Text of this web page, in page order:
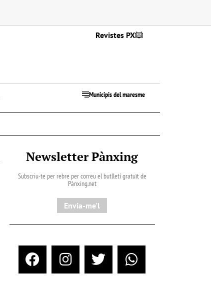
Revistes PX
Municipis del maresme
Newsletter Pànxing
Subscriu-te per rebre per correu el butlletí gratuït de
Pànxing.net​
Envia-me'l